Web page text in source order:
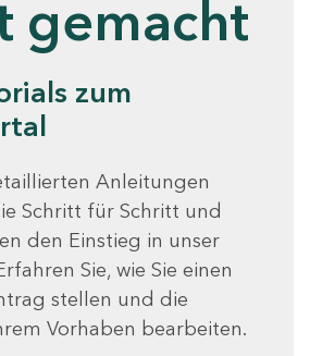
gemacht
zum
Anleitungen
Schritt für Schritt und
den Einstieg in unser
Sie, wie Sie einen
stellen und die
Vorhaben bearbeiten.